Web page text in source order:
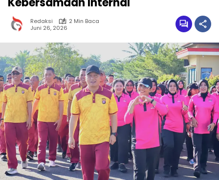
Redaksi
2 Min Baca
Juni 26, 2026